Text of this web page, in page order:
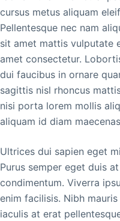
cursus metus aliquam
Pellentesque nec nam
sit amet mattis vulputate
amet consectetur.
dui faucibus in ornare
sagittis nisl rhoncus
nisi porta lorem mollis
aliquam id diam
Ultrices dui sapien eget
Purus semper eget duis
condimentum. Viverra
enim facilisis. Nibh
iaculis at erat